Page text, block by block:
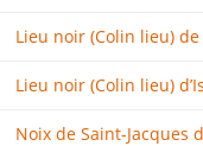
Lieu noir (Colin lieu)
Lieu noir (Colin lieu)
Noix de Saint-Jacques